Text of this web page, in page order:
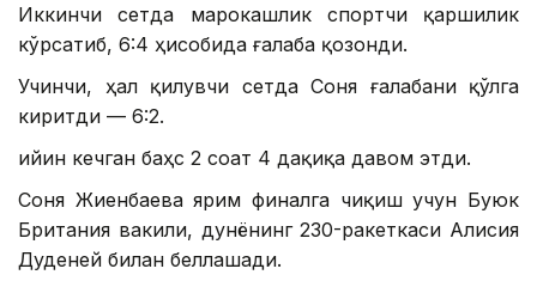
Иккинчи сетда марокашлик спортчи қаршилик
кўрсатиб, 6:4 ҳисобида ғалаба қозонди.
Учинчи, ҳал қилувчи сетда Соня ғалабани қўлга
киритди — 6:2.
Қийин кечган баҳс 2 соат 4 дақиқа давом этди.
Соня Жиенбаева ярим финалга чиқиш учун Буюк
Британия вакили, дунёнинг 230-ракеткаси Алисия
Дуденей билан беллашади.